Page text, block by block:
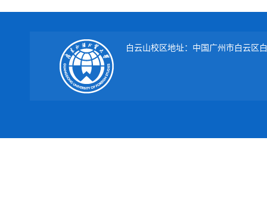
白云山校区地址：中国广州市白云区